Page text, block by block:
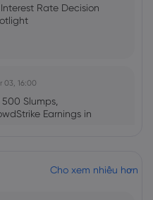
Rate Decision
03, 16:00
Slumps,
Earnings in
Cho xem nhiều hơn